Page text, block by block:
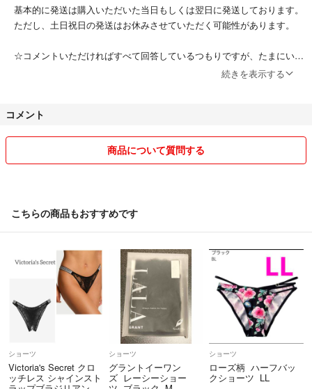
基本的に発送は購入いただいた当日もしくは翌日に発送しております。
ただし、土日祝日の発送はお休みさせていただく可能性があります。
☆コメントいただければすべて回答しているつもりですが、たまにいい
ねなどが重なり通知が流れ気づかないことがあります。。。
続きを表示する
コメント
商品について質問する
こちらの商品もおすすめです
ショーツ
Victoria's Secret クロ
ッチレス シャインスト
ショーツ
グラントイーワン
ズ レーシーショー
ショーツ
ローズ柄 ハーフバッ
クショーツ LL